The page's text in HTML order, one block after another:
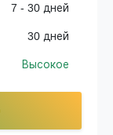
7 - 30 дней
30 дней
Высокое